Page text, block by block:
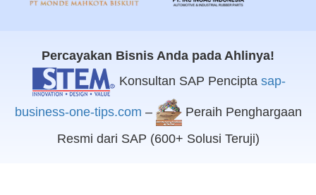
Percayakan Bisnis Anda pada Ahlinya!
Konsultan SAP Pencipta sap-
business-one-tips.com –
Peraih Penghargaan
Resmi dari SAP (600+ Solusi Teruji)